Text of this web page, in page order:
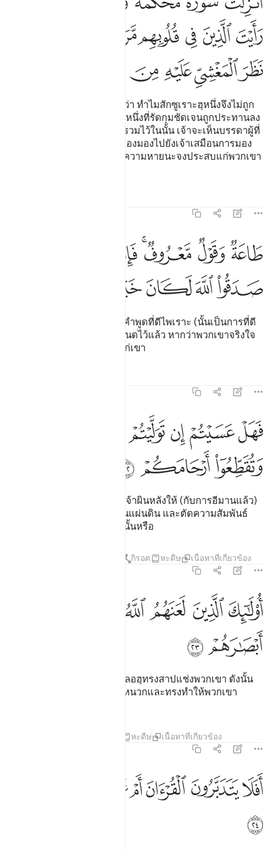
ﱏﱐﱑﱒﱓ
ﱖﱗﱘﱙ
[20] และบรรดาผู้ศรัทธากล่าวว่า ทำไมสักซูเราะฮฺหนึ่งจึงไม่ถูก
ประทานลงมา ครั้นเมื่อซูเราะฮฺหนึ่งที่รัดกุมชัดเจนถูกประทานลง
มา และได้มีการทำสงครามถูกรวมไว้ในนั้น เจ้าจะเห็นบรรดาผู้ที่
ในหัวใจของพวกเขามีโรค จะจ้องมองไปยังเจ้าเสมือนการมอง
ของผู้เป็นลมใกล้จะตาย ดังนั้นความหายนะจงประสบแก่พวกเขา
طاعة وقول معروف فاذا عزم الامر فلو صدقوا الله لكان خيرا لهم ٢١
طَاعَةٌۭ وَقَوْلٌۭ مَّعْرُوفٌۭ ۚ فَإِذَا عَزَمَ ٱلْأَمْرُ فَلَوْ صَدَقُوا۟ ٱللَّهَ لَكَانَ
ﱟﱠﱡﱢﱣ
ﱧﱨﱩﱪ
[21] การเชื่อฟังและปฏิบัติตามคำพูดที่ดีไพเราะ (นั้นเป็นการที่ดี
ยิ่ง) ดังนั้นเมื่อกิจการใดถูกกำหนดไว้แล้ว หากว่าพวกเขาจริงใจ
ต่ออัลลอฮฺแล้ว ก็จะเป็นการดีแก่เขา
فهل عسيتم ان توليتم ان تفسدوا في الارض وتقطعوا ارحامكم ٢٢
فَهَلْ عَسَيْتُمْ إِن تَوَلَّيْتُمْ أَن تُفْسِدُوا۟ فِى ٱلْأَرْضِ وَتُقَطِّعُوٓا۟ أَرْحَامَكُمْ ٢٢
ﱭﱮﱯﱰ
ﱵﱶﱷ
[22] ดังนั้น หวังกันว่า หากพวกเจ้าผินหลังให้ (กับการอีมานแล้ว)
พวกเจ้าก็จะก่อความเสียหายในแผ่นดิน และตัดความสัมพันธ์
ทางเครือญาติของพวกเจ้ากระนั้นหรือ
กิรอต หะดีษ เนื้อหาที่เกี่ยวข้อง
اولايك الذين لعنهم الله فاصمهم واعمى ابصارهم ٢٣
أُو۟لَـٰٓئِكَ ٱلَّذِينَ لَعَنَهُمُ ٱللَّهُ فَأَصَمَّهُمْ وَأَعْمَىٰٓ أَبْصَـٰرَهُمْ ٢٣
ﱸﱹ ﱺﱻ
ﱾﱿ
[23] ชนเหล่านี้คือบรรดาผู้ที่อัลลอฮฺทรงสาปแช่งพวกเขา ดังนั้น
พระองค์จึงทรงทำให้พวกเขาหูหนวกและทรงทำให้พวกเขา
หะดีษ เนื้อหาที่เกี่ยวข้อง
افلا يتدبرون القران ام على قلوب اقفالها ٢٤
أَفَلَا يَتَدَبَّرُونَ ٱلْقُرْءَانَ أَمْ عَلَىٰ قُلُوبٍ أَقْفَالُهَآ ٢٤
ﲀﲁﲂﲃﲄ
ﲇ